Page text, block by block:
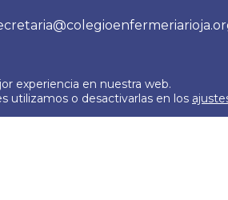
Aviso Legal
experiencia en nuestra web.
utilizamos o desactivarlas en los